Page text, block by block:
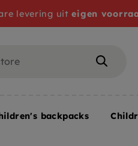
levering uiteigen
backpacks